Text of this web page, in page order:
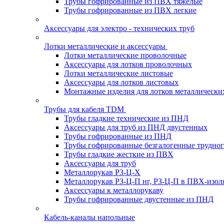
Трубы гофрированные из ПВХ легкие
Аксессуары для электро - технических труб
Лотки металлические и аксессуары
Лотки металлические проволочные
Аксессуары для лотков проволочных
Лотки металлические листовые
Аксессуары для лотков листовых
Монтажные изделия для лотков
Трубы для кабеля TDM
Трубы гладкие технические из ПНД
Аксессуары для труб из ПНД двустенных
Трубы гофрированные из ПНД
Трубы гофрированные безгалогенные
Трубы гладкие жесткие из ПВХ
Аксессуары для труб
Металлорукав РЗ-Ц-Х
Металлорукав РЗ-Ц-П нг, РЗ-Ц-П в ПВХ-
Аксессуары к металлорукаву
Трубы гофрированные двустенные из ПНД
Кабель-каналы напольные